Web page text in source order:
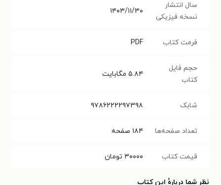
سال انتشار
نسخه فیزیکی
۱۴۰۳/۱۱/۳۰
فرمت کتاب PDF
حجم فایل
کتاب
۵.۸۴ مگابایت
شابک ۹۷۸۶۲۲۲۲۹۷۳۹۸
تعداد صفحه‌ها ۱۸۴ صفحه
قیمت کتاب ۳۰۰۰۰ تومان
نظر شما دربارهٔ این کتاب